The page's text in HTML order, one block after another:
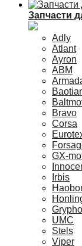
Запчасти
Adly
Atlant
Ayron
ABM
Bravo
Corsa
GX-
Irbis
UMC
Stels
Viper